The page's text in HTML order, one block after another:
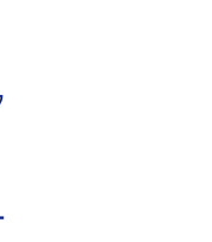
ォーメー
ル・ジャパ